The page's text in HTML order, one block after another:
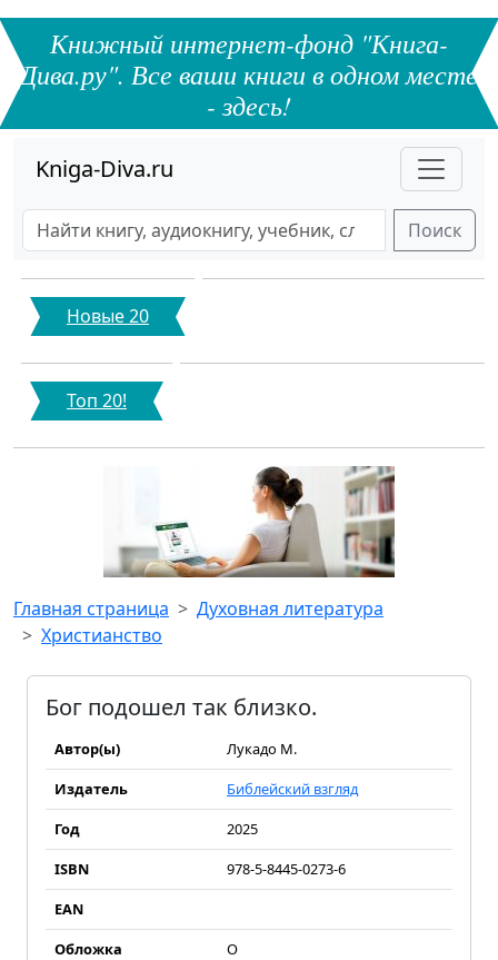
Книжный интернет-фонд "Книга-
Дива.ру". Все ваши книги в одном месте
- здесь!
Kniga-Diva.ru
Поиск
Новые 20
Топ 20!
Главная страница
Духовная литература
Христианство
Бог подошел так близко.
Автор(ы)
Лукадо М.
Издатель
Библейский взгляд
Год
2025
ISBN
978-5-8445-0273-6
EAN
Обложка
О